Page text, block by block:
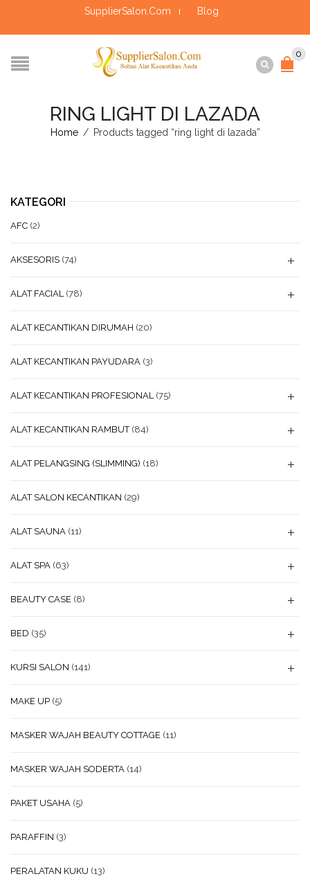
SupplierSalon.Com Blog
0
RING LIGHT DI LAZADA
Home / Products tagged “ring light di lazada”
KATEGORI
AFC (2)
AKSESORIS (74)
ALAT FACIAL (78)
ALAT KECANTIKAN DIRUMAH (20)
ALAT KECANTIKAN PAYUDARA (3)
ALAT KECANTIKAN PROFESIONAL (75)
ALAT KECANTIKAN RAMBUT (84)
ALAT PELANGSING (SLIMMING) (18)
ALAT SALON KECANTIKAN (29)
ALAT SAUNA (11)
ALAT SPA (63)
BEAUTY CASE (8)
BED (35)
KURSI SALON (141)
MAKE UP (5)
MASKER WAJAH BEAUTY COTTAGE (11)
MASKER WAJAH SODERTA (14)
PAKET USAHA (5)
PARAFFIN (3)
PERALATAN KUKU (13)